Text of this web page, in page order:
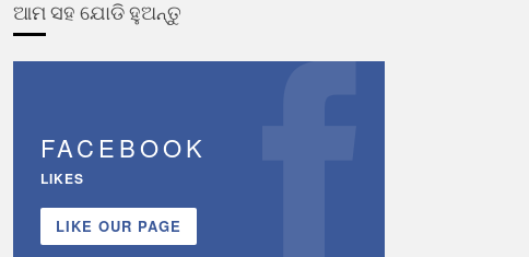
ଆମ ସହ ଯୋଡି ହୁଅନ୍ତୁ
FACEBOOK
LIKES
LIKE OUR PAGE